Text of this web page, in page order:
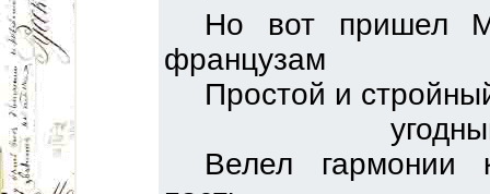
Но вот пришел
французам
Простой и
Велел гармонии